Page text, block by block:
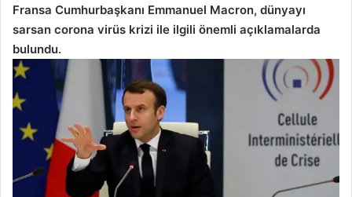
Fransa Cumhurbaşkanı Emmanuel Macron, dünyayı
sarsan corona virüs krizi ile ilgili önemli açıklamalarda
bulundu.